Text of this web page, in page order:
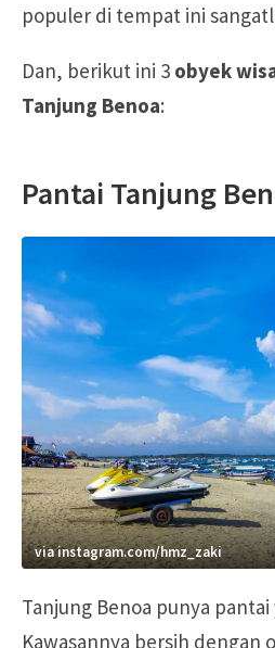
populer di tempat ini
Dan, berikut ini 3 obyek
Tanjung Benoa:
Pantai Tanjung
via instagram.com/hmz_zaki
Tanjung Benoa punya
Kawasannya bersih dengan